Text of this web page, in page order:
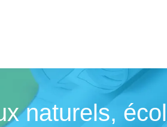
naturels,